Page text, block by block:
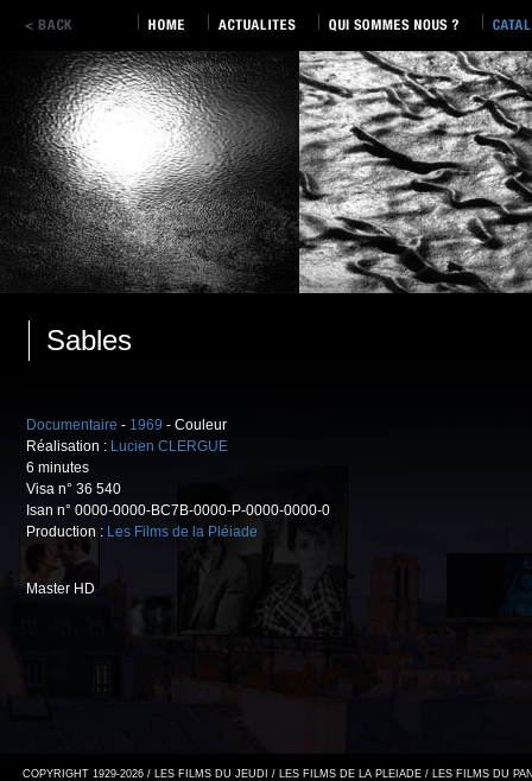
Sables
Documentaire - 1969 - Couleur
Réalisation : Lucien CLERGUE
6 minutes
Visa n° 36 540
Isan n° 0000-0000-BC7B-0000-P-0000-0000-0
Production : Les Films de la Pléiade
Master HD
COPYRIGHT 1929-2026 / LES FILMS DU JEUDI / LES FILMS DE LA PLEIADE / LES FILMS DU